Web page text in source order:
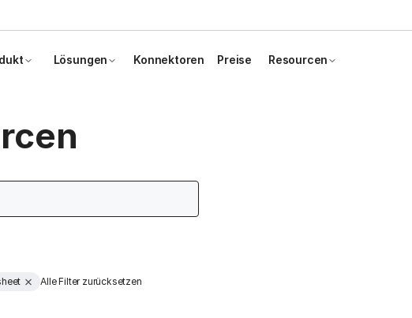
Lösungen Konnektoren Preise Resourcen
Alle Filter zurücksetzen